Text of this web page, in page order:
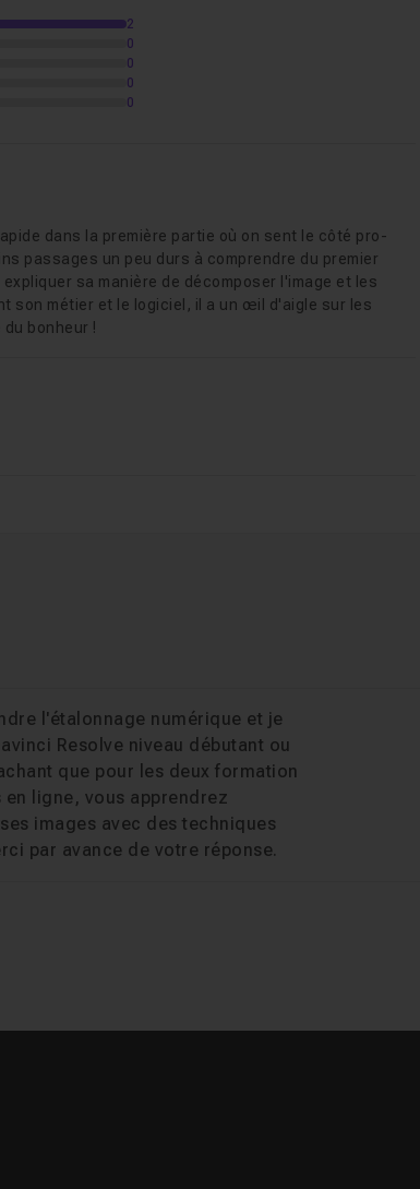
votre retour !
2
0
0
0
0
dans la première partie où on sent le côté pro-
passages un peu durs à comprendre du premier
sa manière de décomposer l'image et les
son métier et le logiciel, il a un œil d'aigle sur les
bonheur !
l'étalonnage numérique et je
Resolve niveau débutant ou
que pour les deux formation
ligne, vous apprendrez
images avec des techniques
par avance de votre réponse.